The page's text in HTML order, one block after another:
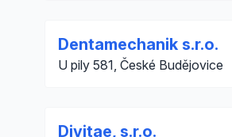
Dentamechanik s.r.o.
U pily 581, České Budějovice
Divitae, s.r.o.